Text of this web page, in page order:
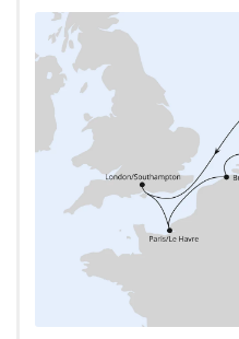
Weltreise-Kreuzfahrt
Reedereien
AIDA Cruises
TUI Cruises
MSC Kreuzfahrten
Costa Kreuzfahrten